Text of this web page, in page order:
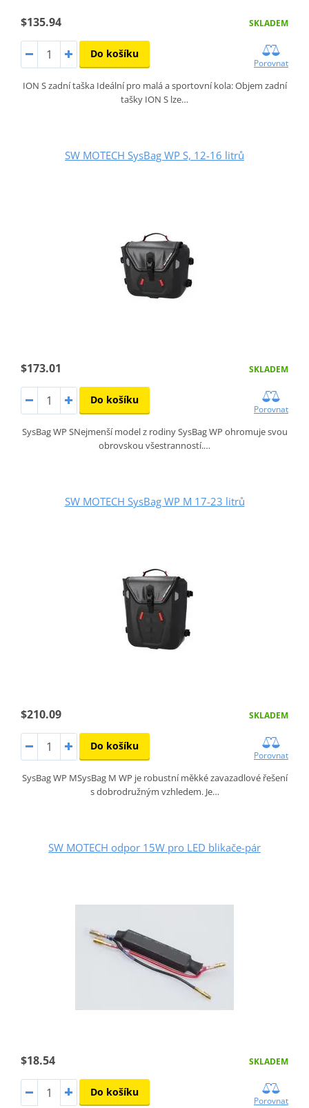
$135.94 SKLADEM
Do košíku
Porovnat
ION S zadní taška Ideální pro malá a sportovní kola: Objem zadní
tašky ION S lze…
SW MOTECH SysBag WP S, 12-16 litrů
$173.01 SKLADEM
Do košíku
Porovnat
SysBag WP SNejmenší model z rodiny SysBag WP ohromuje svou
obrovskou všestranností.…
SW MOTECH SysBag WP M 17-23 litrů
$210.09 SKLADEM
Do košíku
Porovnat
SysBag WP MSysBag M WP je robustní měkké zavazadlové řešení
s dobrodružným vzhledem. Je…
SW MOTECH odpor 15W pro LED blikače-pár
$18.54 SKLADEM
Do košíku
Porovnat